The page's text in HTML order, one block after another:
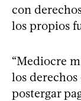
con
los propios
“Mediocre
los
postergar